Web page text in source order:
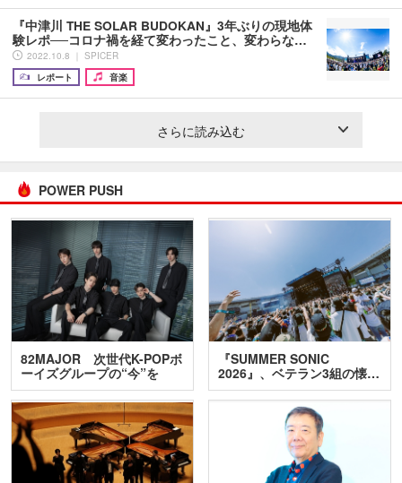
『中津川 THE SOLAR BUDOKAN』3年ぶりの現地体
験レポ──コロナ禍を経て変わったこと、変わらな…
2022.10.8 ｜ SPICER
レポート
音楽
さらに読み込む
POWER PUSH
82MAJOR 次世代K-POPボ
ーイズグループの“今”を
訊…
『SUMMER SONIC
2026』、ベテラン3組の懐…